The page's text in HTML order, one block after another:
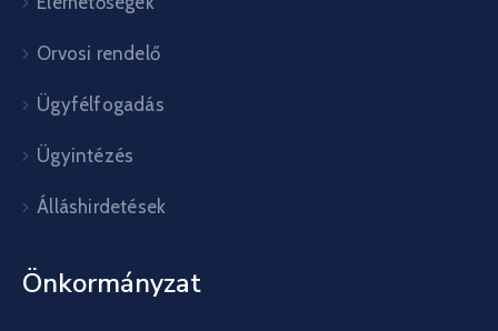
Orvosi rendelő
Ügyfélfogadás
Ügyintézés
Álláshirdetések
Önkormányzat